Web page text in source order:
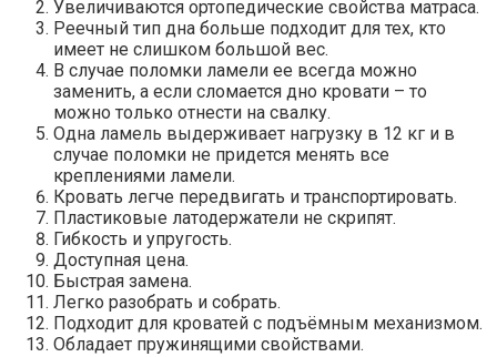
Увеличиваются ортопедические свойства матраса.
Реечный тип дна больше подходит для тех, кто
имеет не слишком большой вес.
В случае поломки ламели ее всегда можно
заменить, а если сломается дно кровати – то
можно только отнести на свалку.
Одна ламель выдерживает нагрузку в 12 кг и в
случае поломки не придется менять все
креплениями ламели.
Кровать легче передвигать и транспортировать.
Пластиковые латодержатели не скрипят.
Гибкость и упругость.
Доступная цена.
Быстрая замена.
Легко разобрать и собрать.
Подходит для кроватей с подъёмным механизмом.
Обладает пружинящими свойствами.